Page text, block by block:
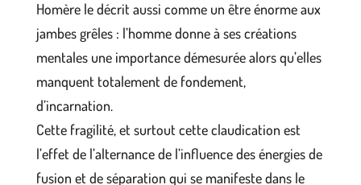
Homère le décrit aussi comme un être énorme aux
jambes grêles : l’homme donne à ses créations
mentales une importance démesurée alors qu’elles
manquent totalement de fondement,
d’incarnation.
Cette fragilité, et surtout cette claudication est
l’effet de l’alternance de l’influence des énergies de
fusion et de séparation qui se manifeste dans le